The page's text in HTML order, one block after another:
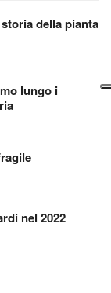
della pianta
lungo i
nel 2022